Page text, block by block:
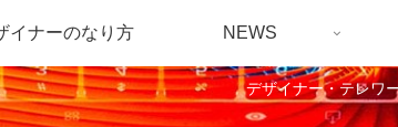
デザイナー・テレワ
イナーのなり方 NEWS